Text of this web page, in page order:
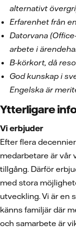
alternativt
Erfarenhet från
Datorvana
arbete i
B-körkort, då
God kunskap i
Engelska är
Ytterligare
Vi erbjuder
Efter flera
medarbetare är vår
tillgång. Därför
med stora
utveckling. Vi är en
känns familjär där
och samarbete är